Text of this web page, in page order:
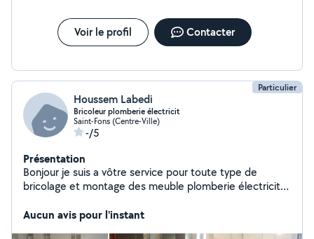
conseil ou un dépannage. Tarif: Déplacement +
diagnostic : 80 euro Dépannage simple: à partir de 90
euro Recherche panne complexe: à partir de 120 euro.
Voir le profil Contacter
Particulier
Houssem Labedi
Bricoleur plomberie électricit
Saint-Fons (Centre-Ville)
-/5
Présentation
Bonjour je suis a vôtre service pour toute type de
bricolage et montage des meuble plomberie électricité
Aucun avis pour l'instant